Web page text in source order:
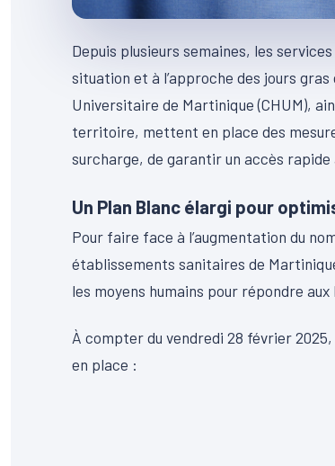
Depuis plusieurs semaines, les
situation et à l’approche des jours
Universitaire de Martinique (CHUM),
territoire, mettent en place des
surcharge, de garantir un accès
Un Plan Blanc élargi pour
Pour faire face à l’augmentation du
établissements sanitaires de
les moyens humains pour répondre
À compter du vendredi 28 février
en place :